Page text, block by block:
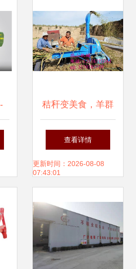
秸秆变美食，羊群
更健康——浅谈瑞
山机械秸秆铡草揉
查看详情
更新时间：2026-08-08
07:43:01